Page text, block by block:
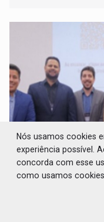
Governo e
Nós usamos cookies
experiência possível.
concorda com esse
como usamos